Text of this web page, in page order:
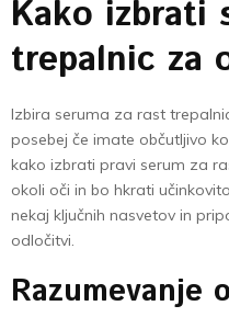
Kako izbrati
trepalnic za
Izbira seruma za rast
posebej če imate občutljivo
kako izbrati pravi serum za
okoli oči in bo hkrati
nekaj ključnih nasvetov in
odločitvi.
Razumevanje